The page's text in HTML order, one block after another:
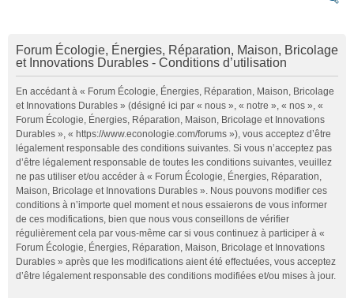
Forum Écologie, Énergies, Réparation, Maison, Bricolage
et Innovations Durables - Conditions d’utilisation
En accédant à « Forum Écologie, Énergies, Réparation, Maison, Bricolage
et Innovations Durables » (désigné ici par « nous », « notre », « nos », «
Forum Écologie, Énergies, Réparation, Maison, Bricolage et Innovations
Durables », « https://www.econologie.com/forums »), vous acceptez d’être
légalement responsable des conditions suivantes. Si vous n’acceptez pas
d’être légalement responsable de toutes les conditions suivantes, veuillez
ne pas utiliser et/ou accéder à « Forum Écologie, Énergies, Réparation,
Maison, Bricolage et Innovations Durables ». Nous pouvons modifier ces
conditions à n’importe quel moment et nous essaierons de vous informer
de ces modifications, bien que nous vous conseillons de vérifier
régulièrement cela par vous-même car si vous continuez à participer à «
Forum Écologie, Énergies, Réparation, Maison, Bricolage et Innovations
Durables » après que les modifications aient été effectuées, vous acceptez
d’être légalement responsable des conditions modifiées et/ou mises à jour.